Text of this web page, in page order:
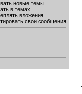
новые темы
в темах
вложения
свои сообщения